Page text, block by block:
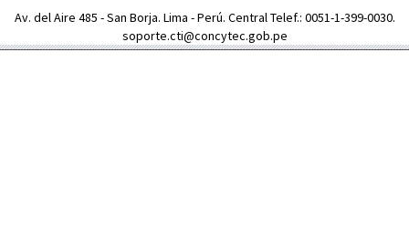
Av. del Aire 485 - San Borja. Lima - Perú. Central Telef.: 0051-1-399-0030.
soporte.cti@concytec.gob.pe